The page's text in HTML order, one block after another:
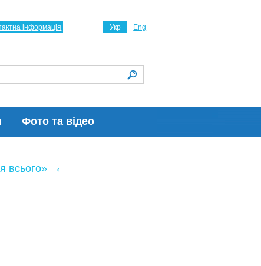
Фото та відео
Укр Eng
інформація
всього» ←